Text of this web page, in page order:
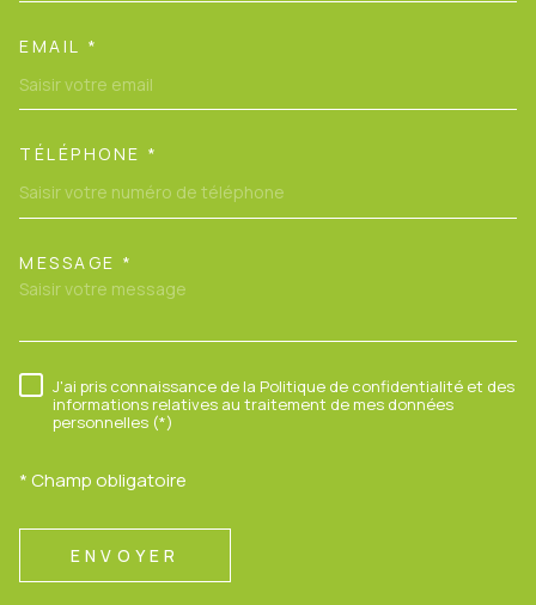
EMAIL *
TÉLÉPHONE *
TRAD_MELTEM_VOREDEMANDE
MESSAGE *
RÈGLEMENTATION
J'ai pris connaissance de la Politique de confidentialité et des
informations relatives au traitement de mes données
personnelles (*)
* Champ obligatoire
ENVOYER